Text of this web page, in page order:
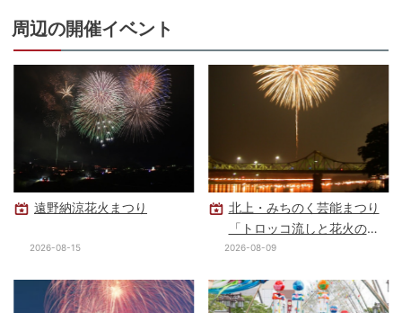
周辺の開催イベント
遠野納涼花火まつり
2026-08-15
北上・みちのく芸能まつり
「トロッコ流しと花火の夕
べ」
2026-08-09